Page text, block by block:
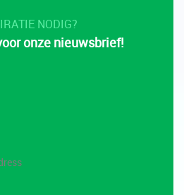
NODIG?
onze nieuwsbrief!